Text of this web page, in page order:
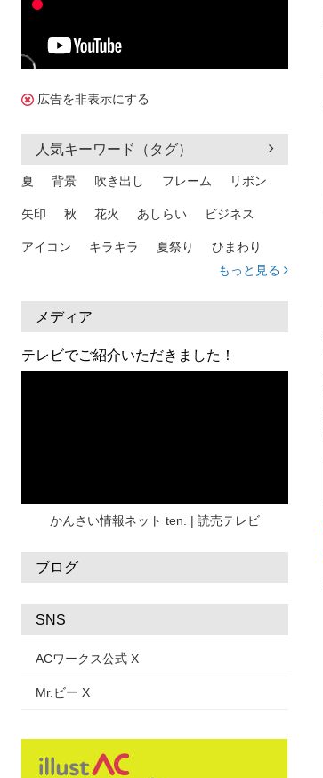
広告を非表示にする
人気キーワード（タグ）
夏 背景 吹き出し フレーム リボン
矢印 秋 花火 あしらい ビジネス
アイコン キラキラ 夏祭り ひまわり
熱中症
人物 暑中見舞い
日本地図 海
もっと見る
メディア
テレビでご紹介いただきました！
かんさい情報ネット ten. | 読売テレビ
ブログ
SNS
ACワークス公式 X
Mr.ビー X